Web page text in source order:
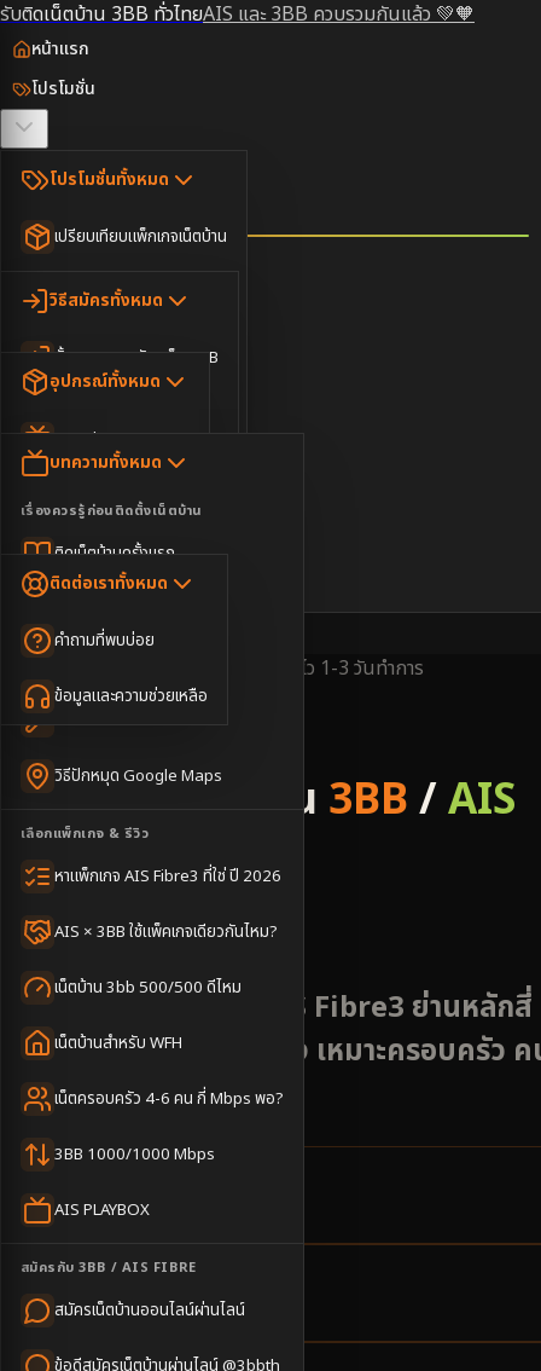
รับติดเน็ตบ้าน 3BB ทั่วไทยAIS และ 3BB ควบรวมกันแล้ว 💚🧡
หน้าแรก
โปรโมชั่น
โปรโมชั่นทั้งหมด
เปรียบเทียบแพ็กเกจเน็ตบ้าน
เน็ตบ้าน Super Fast
เน็ตบ้าน 2Gbps
เน็ตบ้านพร้อมกล่องทีวี
เน็ตบ้าน + Netflix
เน็ตบ้าน + บริการเสริม
เน็ตบ้านแรงทุกชั้น
ตรวจสอบพื้นที่
วิธีสมัครทั้งหมด
ขั้นตอนการสมัครเน็ต 3BB
อุปกรณ์
อุปกรณ์ทั้งหมด
AIS Play Box
Dongle เน็ตสำรอง
บทความ
บทความทั้งหมด
เรื่องควรรู้ก่อนติดตั้งเน็ตบ้าน
ติดเน็ตบ้านครั้งแรก
เทคนิคขอคิวช่างได้ไว
วิธีปักหมุด Google Maps
เลือกแพ็กเกจ & รีวิว
หาแพ็กเกจ AIS Fibre3 ที่ใช่ ปี 2026
AIS × 3BB ใช้แพ็คเกจเดียวกันไหม?
เน็ตบ้าน 3bb 500/500 ดีไหม
เน็ตบ้านสำหรับ WFH
เน็ตครอบครัว 4-6 คน กี่ Mbps พอ?
3BB 1000/1000 Mbps
AIS PLAYBOX
สมัครกับ 3BB / AIS FIBRE
สมัครเน็ตบ้านออนไลน์ผ่านไลน์
ข้อดีสมัครเน็ตบ้านผ่านไลน์ @3bbth
ข่าวสาร
ติดต่อเราทั้งหมด
คำถามที่พบบ่อย
ข้อมูลและความช่วยเหลือ
🇹🇭🇬🇧
ติดตั้งไว 1-3 วันทำการ
3BB & AIS Fibre
รับติดตั้งเน็ตบ้าน 3BB/AIS
Fibre
เขตหลักสี่
สมัครเน็ตบ้าน 3BB AIS Fibre3 ย่านหลักสี่
ย่านที่อยู่อาศัย เสถียรสูง เหมาะครอบครัว
ทำงาน WFH
2ตำบล
ครอบคลุมพื้นที่
1-3วันทำการ
นัดช่างติดตั้ง